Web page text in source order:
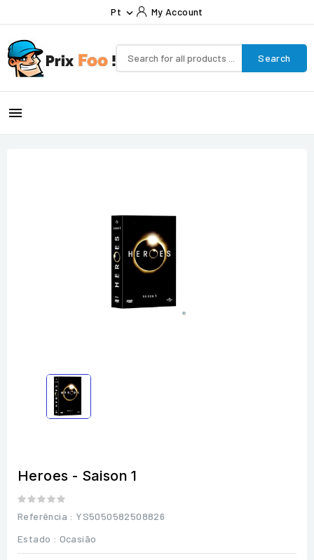
Pt  My Account
Search

Heroes - Saison 1
Referência : YS5050582508826
Estado : Ocasião